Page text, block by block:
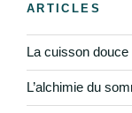
ARTICLES
La cuisson
L’alchimie du